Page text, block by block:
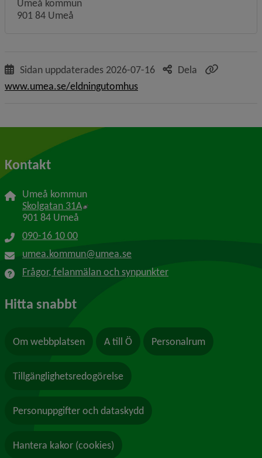
Umeå kommun
901 84 Umeå
Sidan uppdaterades 2026-07-16
Dela
www.umea.se/eldningutomhus
Kontakt
Umeå kommun
Skolgatan 31A Länk till annan webbplats, öppnas i nytt
901 84 Umeå
090-16 10 00
umea.kommun@umea.se
Frågor, felanmälan och synpunkter
Hitta snabbt
Om webbplatsen A till Ö Personalrum
Tillgänglighetsredogörelse
Personuppgifter och dataskydd
Hantera kakor (cookies)